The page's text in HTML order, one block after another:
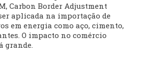
Carbon Border Adjustment
aplicada na importação de
em energia como aço, cimento,
O impacto no comércio
grande.